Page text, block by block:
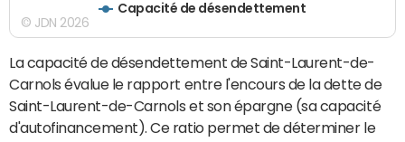
Capacité de désendettement
© JDN 2026
La capacité de désendettement de Saint-Laurent-de-
Carnols évalue le rapport entre l'encours de la dette de
Saint-Laurent-de-Carnols et son épargne (sa capacité
d'autofinancement). Ce ratio permet de déterminer le